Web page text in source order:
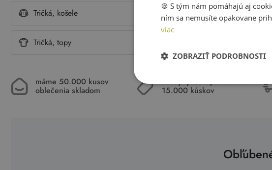
Tričká, košele
Tričká, topy
máme 50.000 kusov
oblečenia skladom
každý týždeň pridávame
15.000 kúskov
🍪 S tým nám pomáhajú aj
ním sa nemusíte opakovane
viac
ZOBRAZIŤ PODROBNOSTI